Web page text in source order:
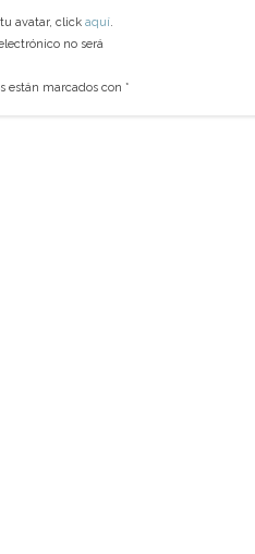
avatar, click aquí.
no será
están marcados con *